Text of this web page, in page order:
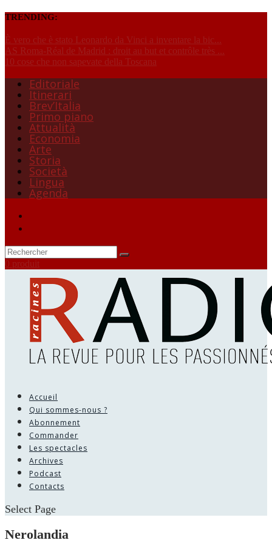
TRENDING:
È vero che è stato Leonardo da Vinci a inventare la bic...
AS Roma-Réal de Madrid : droit au but et contrôle très ...
10 cose che non sapevate della Toscana
Editoriale
Itinerari
Brev’Italia
Primo piano
Attualità
Economia
Arte
Storia
Società
Lingua
Agenda
0 produit
Accueil
Qui sommes-nous ?
Abonnement
Commander
Les spectacles
Archives
Podcast
Contacts
Select Page
Nerolandia